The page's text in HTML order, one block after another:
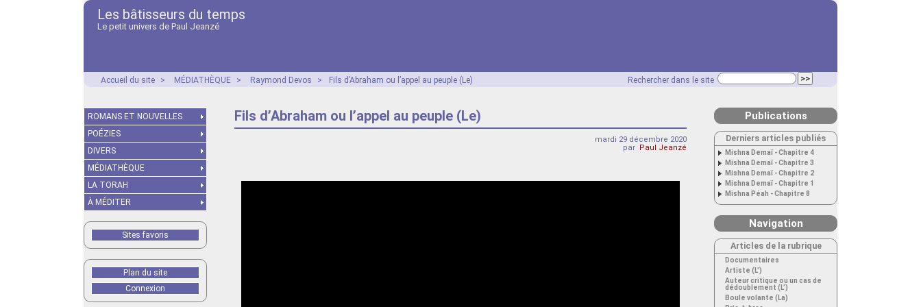
Les bâtisseurs du temps
Le petit univers de Paul Jeanzé
Rechercher dans le site
Accueil du site > MÉDIATHÈQUE > Raymond Devos > Fils d’Abraham ou l’appel au peuple (Le)
Fils d’Abraham ou l’appel au peuple (Le)
mardi 29 décembre 2020
par Paul Jeanzé
ROMANS ET NOUVELLES
POÉZIES
DIVERS
MÉDIATHÈQUE
LA TORAH
À MÉDITER
Sites favoris
Plan du site
Connexion
Publications
Derniers articles publiés
Mishna Demaï - Chapitre 4
Mishna Demaï - Chapitre 3
Mishna Demaï - Chapitre 2
Mishna Demaï - Chapitre 1
Mishna Péah - Chapitre 8
Navigation
Articles de la rubrique
Documentaires
Artiste (L’)
Auteur critique ou un cas de
dédoublement (L’)
Boule volante (La)